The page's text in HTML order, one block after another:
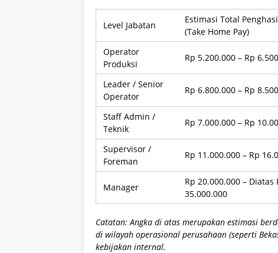
Level Jabatan
Estimasi Total
(Take Home Pay)
Operator
Produksi
Rp 5.200.000 – Rp
Leader / Senior
Operator
Rp 6.800.000 – Rp
Staff Admin /
Teknik
Rp 7.000.000 – Rp
Supervisor /
Foreman
Rp 11.000.000 – Rp
Manager
Rp 20.000.000 – Diatas
35.000.000
Catatan: Angka di atas merupakan estimasi
di wilayah operasional perusahaan (seperti
kebijakan internal.